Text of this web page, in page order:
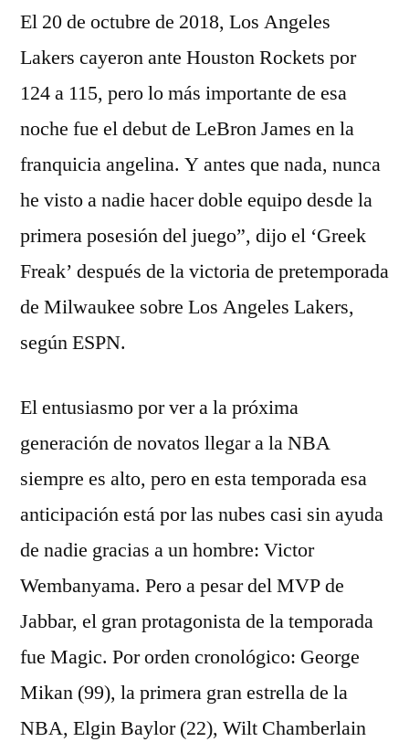
El 20 de octubre de 2018, Los Angeles
Lakers cayeron ante Houston Rockets por
124 a 115, pero lo más importante de esa
noche fue el debut de LeBron James en la
franquicia angelina. Y antes que nada, nunca
he visto a nadie hacer doble equipo desde la
primera posesión del juego”, dijo el ‘Greek
Freak’ después de la victoria de pretemporada
de Milwaukee sobre Los Angeles Lakers,
según ESPN.
El entusiasmo por ver a la próxima
generación de novatos llegar a la NBA
siempre es alto, pero en esta temporada esa
anticipación está por las nubes casi sin ayuda
de nadie gracias a un hombre: Victor
Wembanyama. Pero a pesar del MVP de
Jabbar, el gran protagonista de la temporada
fue Magic. Por orden cronológico: George
Mikan (99), la primera gran estrella de la
NBA, Elgin Baylor (22), Wilt Chamberlain